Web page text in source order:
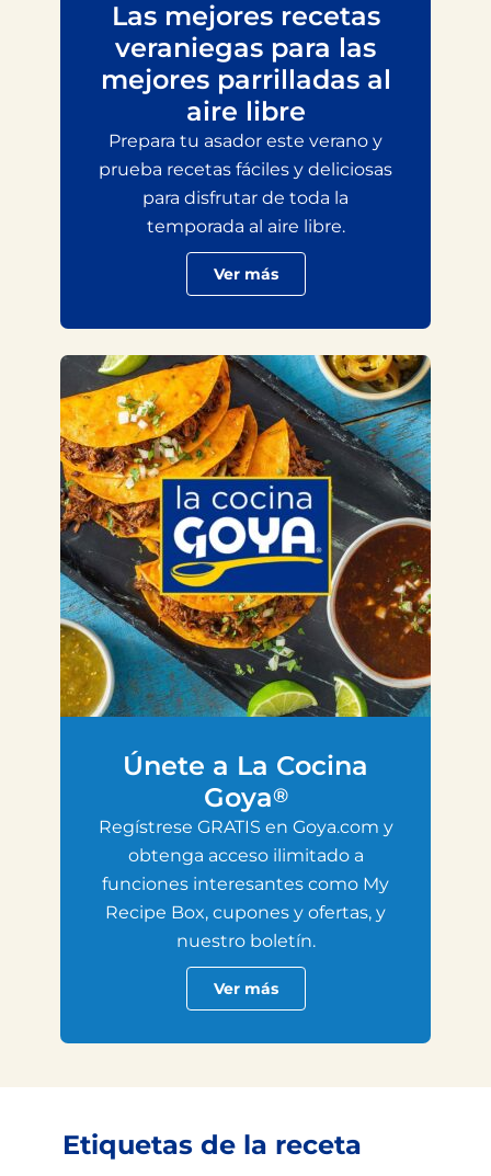
Las mejores recetas
veraniegas para las
mejores parrilladas al
aire libre
Prepara tu asador este verano y
prueba recetas fáciles y deliciosas
para disfrutar de toda la
temporada al aire libre.
Ver más
Únete a La Cocina
Goya®
Regístrese GRATIS en Goya.com y
obtenga acceso ilimitado a
funciones interesantes como My
Recipe Box, cupones y ofertas, y
nuestro boletín.
Ver más
Etiquetas de la receta